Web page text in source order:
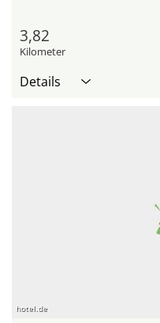
3,82
Kilometer
Details
hotel.de